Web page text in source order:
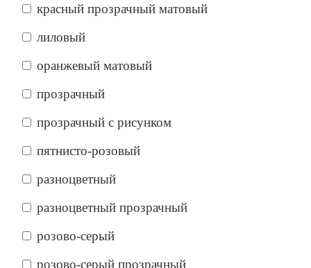
красный прозрачный матовый
лиловый
оранжевый матовый
прозрачный
прозрачный с рисунком
пятнисто-розовый
разноцветный
разноцветный прозрачный
розово-серый
розово-серый прозрачный